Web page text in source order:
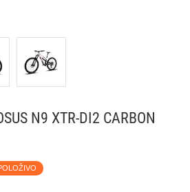
N9 XTR-DI2 CARBON